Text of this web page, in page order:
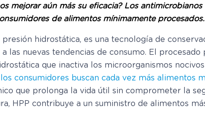
mejorar aún más su eficacia? Los
de alimentos mínimamente procesados.
hidrostática, es una tecnología de
las nuevas tendencias de consumo. El procesado
que inactiva los microorganismos
consumidores buscan cada vez más alimentos
que prolonga la vida útil sin comprometer la
HPP contribuye a un suministro de alimentos